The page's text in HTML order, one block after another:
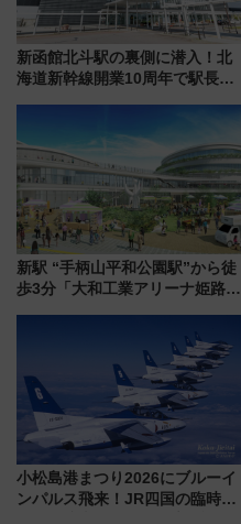
新函館北斗駅の裏側に潜入！北
海道新幹線開業10周年で駅長
新駅 “手柄山平和公園駅”から徒
歩3分「大和工業アリーナ姫路」
小松島港まつり2026にブルーイ
ンパルス飛来！JR四国の臨時ダ